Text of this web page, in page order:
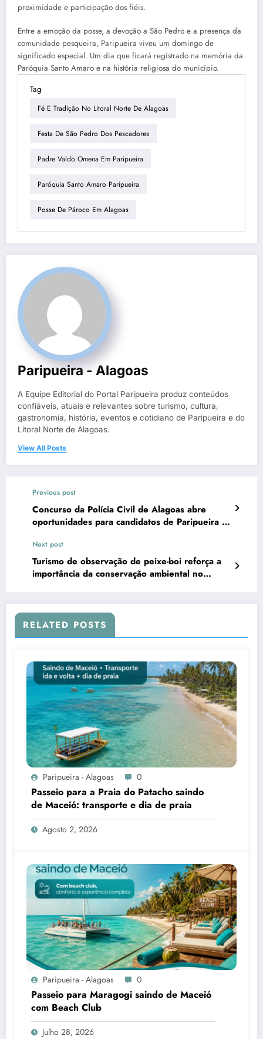
proximidade e participação dos fiéis.
Entre a emoção da posse, a devoção a São Pedro e a presença da
comunidade pesqueira, Paripueira viveu um domingo de
significado especial. Um dia que ficará registrado na memória da
Paróquia Santo Amaro e na história religiosa do município.
Tag
Fé E Tradição No Litoral Norte De Alagoas
Festa De São Pedro Dos Pescadores
Padre Valdo Omena Em Paripueira
Paróquia Santo Amaro Paripueira
Posse De Pároco Em Alagoas
Paripueira - Alagoas
A Equipe Editorial do Portal Paripueira produz conteúdos
confiáveis, atuais e relevantes sobre turismo, cultura,
gastronomia, história, eventos e cotidiano de Paripueira e do
Litoral Norte de Alagoas.
View All Posts
Previous post
Concurso da Polícia Civil de Alagoas abre
oportunidades para candidatos de Paripueira e
Next post
Turismo de observação de peixe-boi reforça a
importância da conservação ambiental no
RELATED POSTS
Paripueira - Alagoas 0
Passeio para a Praia do Patacho saindo
de Maceió: transporte e dia de praia
Agosto 2, 2026
Paripueira - Alagoas 0
Passeio para Maragogi saindo de Maceió
com Beach Club
Julho 28, 2026